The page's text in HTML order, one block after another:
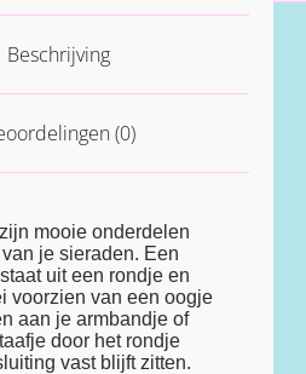
Beschrijving
(0)
mooie onderdelen
je sieraden. Een
uit een rondje en
voorzien van een oogje
aan je armbandje of
door het rondje
vast blijft zitten.